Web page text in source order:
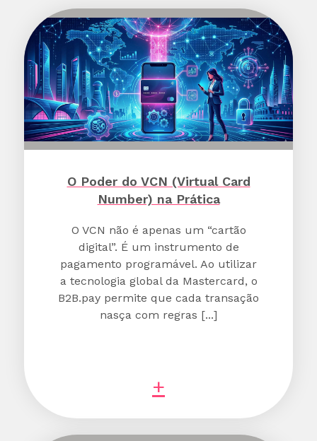
O Poder do VCN (Virtual Card
Number) na Prática
O VCN não é apenas um “cartão
digital”. É um instrumento de
pagamento programável. Ao utilizar
a tecnologia global da Mastercard, o
B2B.pay permite que cada transação
nasça com regras [...]
+